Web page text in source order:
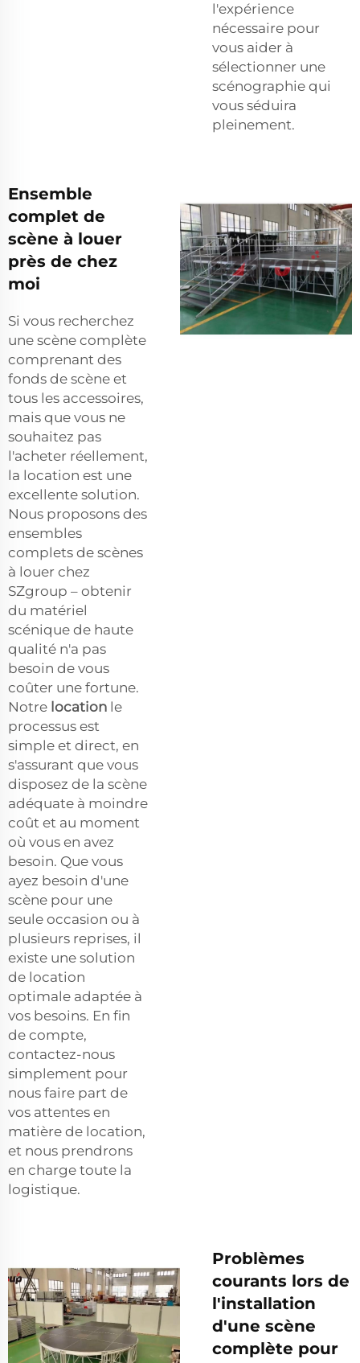
l'expérience
nécessaire pour
vous aider à
sélectionner une
scénographie qui
vous séduira
pleinement.
Ensemble
complet de
scène à louer
près de chez
moi
Si vous recherchez
une scène complète
comprenant des
fonds de scène et
tous les accessoires,
mais que vous ne
souhaitez pas
l'acheter réellement,
la location est une
excellente solution.
Nous proposons des
ensembles
complets de scènes
à louer chez
SZgroup – obtenir
du matériel
scénique de haute
qualité n'a pas
besoin de vous
coûter une fortune.
Notre location le
processus est
simple et direct, en
s'assurant que vous
disposez de la scène
adéquate à moindre
coût et au moment
où vous en avez
besoin. Que vous
ayez besoin d'une
scène pour une
seule occasion ou à
plusieurs reprises, il
existe une solution
de location
optimale adaptée à
vos besoins. En fin
de compte,
contactez-nous
simplement pour
nous faire part de
vos attentes en
matière de location,
et nous prendrons
en charge toute la
logistique.
Problèmes
courants lors de
l'installation
d'une scène
complète pour